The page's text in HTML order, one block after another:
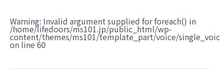
Warning: Invalid argument supplied for foreach() in
/home/lifedoors/ms101.jp/public_html/wp-
content/themes/ms101/template_part/voice/
on line 60